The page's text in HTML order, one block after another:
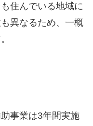
住んでいる地域に
異なるため、一概
事業は3年間実施